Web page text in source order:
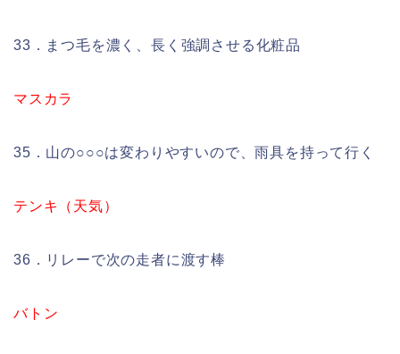
33．まつ毛を濃く、長く強調させる化粧品
マスカラ
35．山の○○○は変わりやすいので、雨具を持って行く
テンキ（天気）
36．リレーで次の走者に渡す棒
バトン